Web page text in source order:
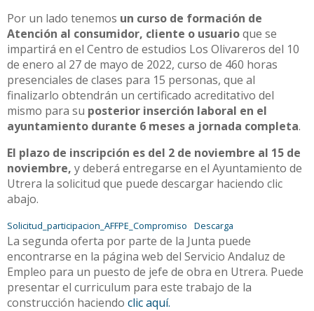
Por un lado tenemos un curso de formación de
Atención al consumidor, cliente o usuarioque se
impartirá en el Centro de estudios Los Olivareros del 10
de enero al 27 de mayo de 2022, curso de 460 horas
presenciales de clases para 15 personas, que al
finalizarlo obtendrán un certificado acreditativo del
mismo para su posterior inserción laboral en el
ayuntamiento durante 6 meses a jornada completa.
El plazo de inscripción es del 2 de noviembre al 15 de
noviembre, y deberá entregarse en el Ayuntamiento de
Utrera la solicitud que puede descargar haciendo clic
abajo.
Solicitud_participacion_AFFPE_Compromiso Descarga
La segunda oferta por parte de la Junta puede
encontrarse en la página web del Servicio Andaluz de
Empleo para un puesto de jefe de obra en Utrera. Puede
presentar el curriculum para este trabajo de la
construcción haciendo clic aquí.